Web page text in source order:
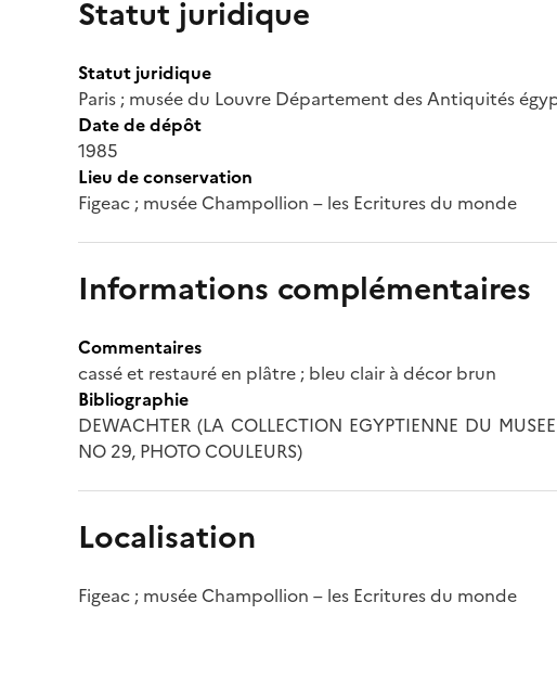
Statut juridique
Statut juridique
Paris ; musée du Louvre Département des Antiquités
Date de dépôt
1985
Lieu de conservation
Figeac ; musée Champollion – les Ecritures du monde
Informations complémentaires
Commentaires
cassé et restauré en plâtre ; bleu clair à décor brun
Bibliographie
DEWACHTER (LA COLLECTION EGYPTIENNE DU
NO 29, PHOTO COULEURS)
Localisation
Figeac ; musée Champollion – les Ecritures du monde